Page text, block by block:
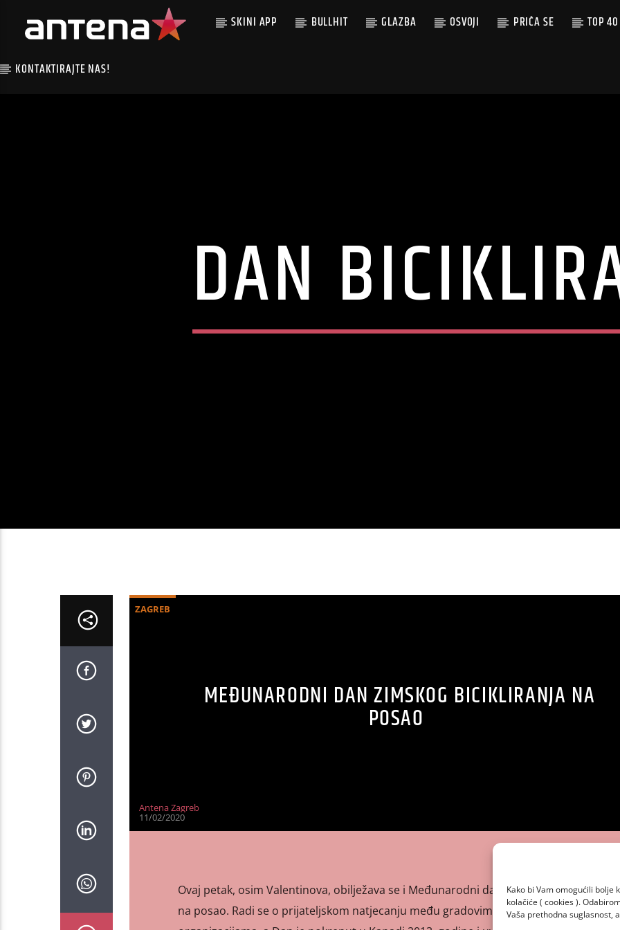
Kako bi Vam omogućili bolje
kolačiće ( cookies ).
Vaša prethodna suglasnost,
SKINI APP BULLHIT GLAZBA OSVOJI PRIČA SE TOP 40
KONTAKTIRAJTE NAS!
DAN
ZAGREB
MEĐUNARODNI DAN ZIMSKOG BICIKLIRANJA NA
POSAO
Antena Zagreb
11/02/2020
Ovaj petak, osim Valentinova, obilježava se i Međunarodni dan zimskog bicikliranja
na posao. Radi se o prijateljskom natjecanju među gradovima, državama i